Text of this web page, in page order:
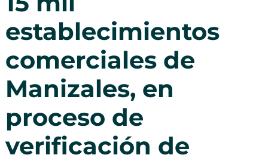
establecimientos
comerciales de
Manizales, en
proceso de
verificación de